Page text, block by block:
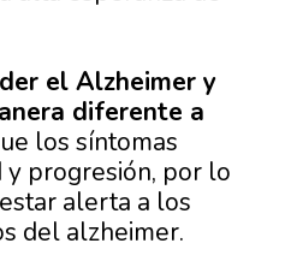
el Alzheimer y
diferente a
los síntomas
y progresión, por lo
alerta a los
del alzheimer.